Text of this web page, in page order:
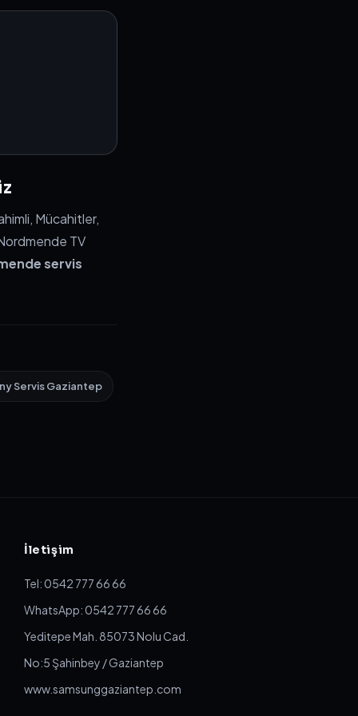
Mücahitler,
TV
servis
Servis Gaziantep
İletişim
Tel: 0542 777 66 66
WhatsApp: 0542 777 66 66
Yeditepe Mah. 85073 Nolu Cad.
No:5 Şahinbey / Gaziantep
www.samsunggaziantep.com